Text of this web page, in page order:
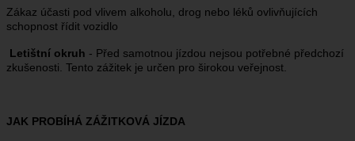
Zákaz účasti pod vlivem alkoholu, drog nebo léků ovlivňujících
schopnost řídit vozidlo
Letištní okruh - Před samotnou jízdou nejsou potřebné předchozí
zkušenosti. Tento zážitek je určen pro širokou veřejnost.
JAK PROBÍHÁ ZÁŽITKOVÁ JÍZDA